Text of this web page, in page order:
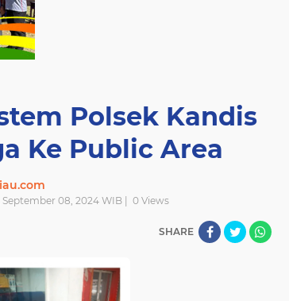
Polsek Kandis
Ke Public Area
08, 2024 WIB | 0Views
SHARE